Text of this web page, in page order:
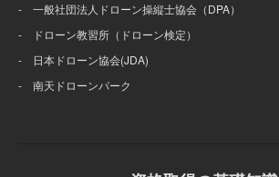
- 一般社団法人ドローン操縦士協会（DPA）
- ドローン教習所（ドローン検定）
- 日本ドローン協会(JDA)
- 南天ドローンパーク